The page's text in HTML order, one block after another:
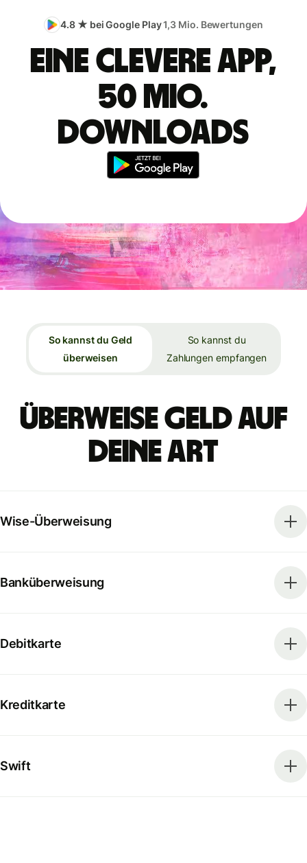
4.8 ★ bei Google Play1,3 Mio. Bewertungen
Eine clevere App,
50 Mio.
Downloads
So kannst du Geld
überweisen
So kannst du
Zahlungen empfangen
Überweise Geld auf
deine Art
Wise-Überweisung
Banküberweisung
Debitkarte
Kreditkarte
Swift